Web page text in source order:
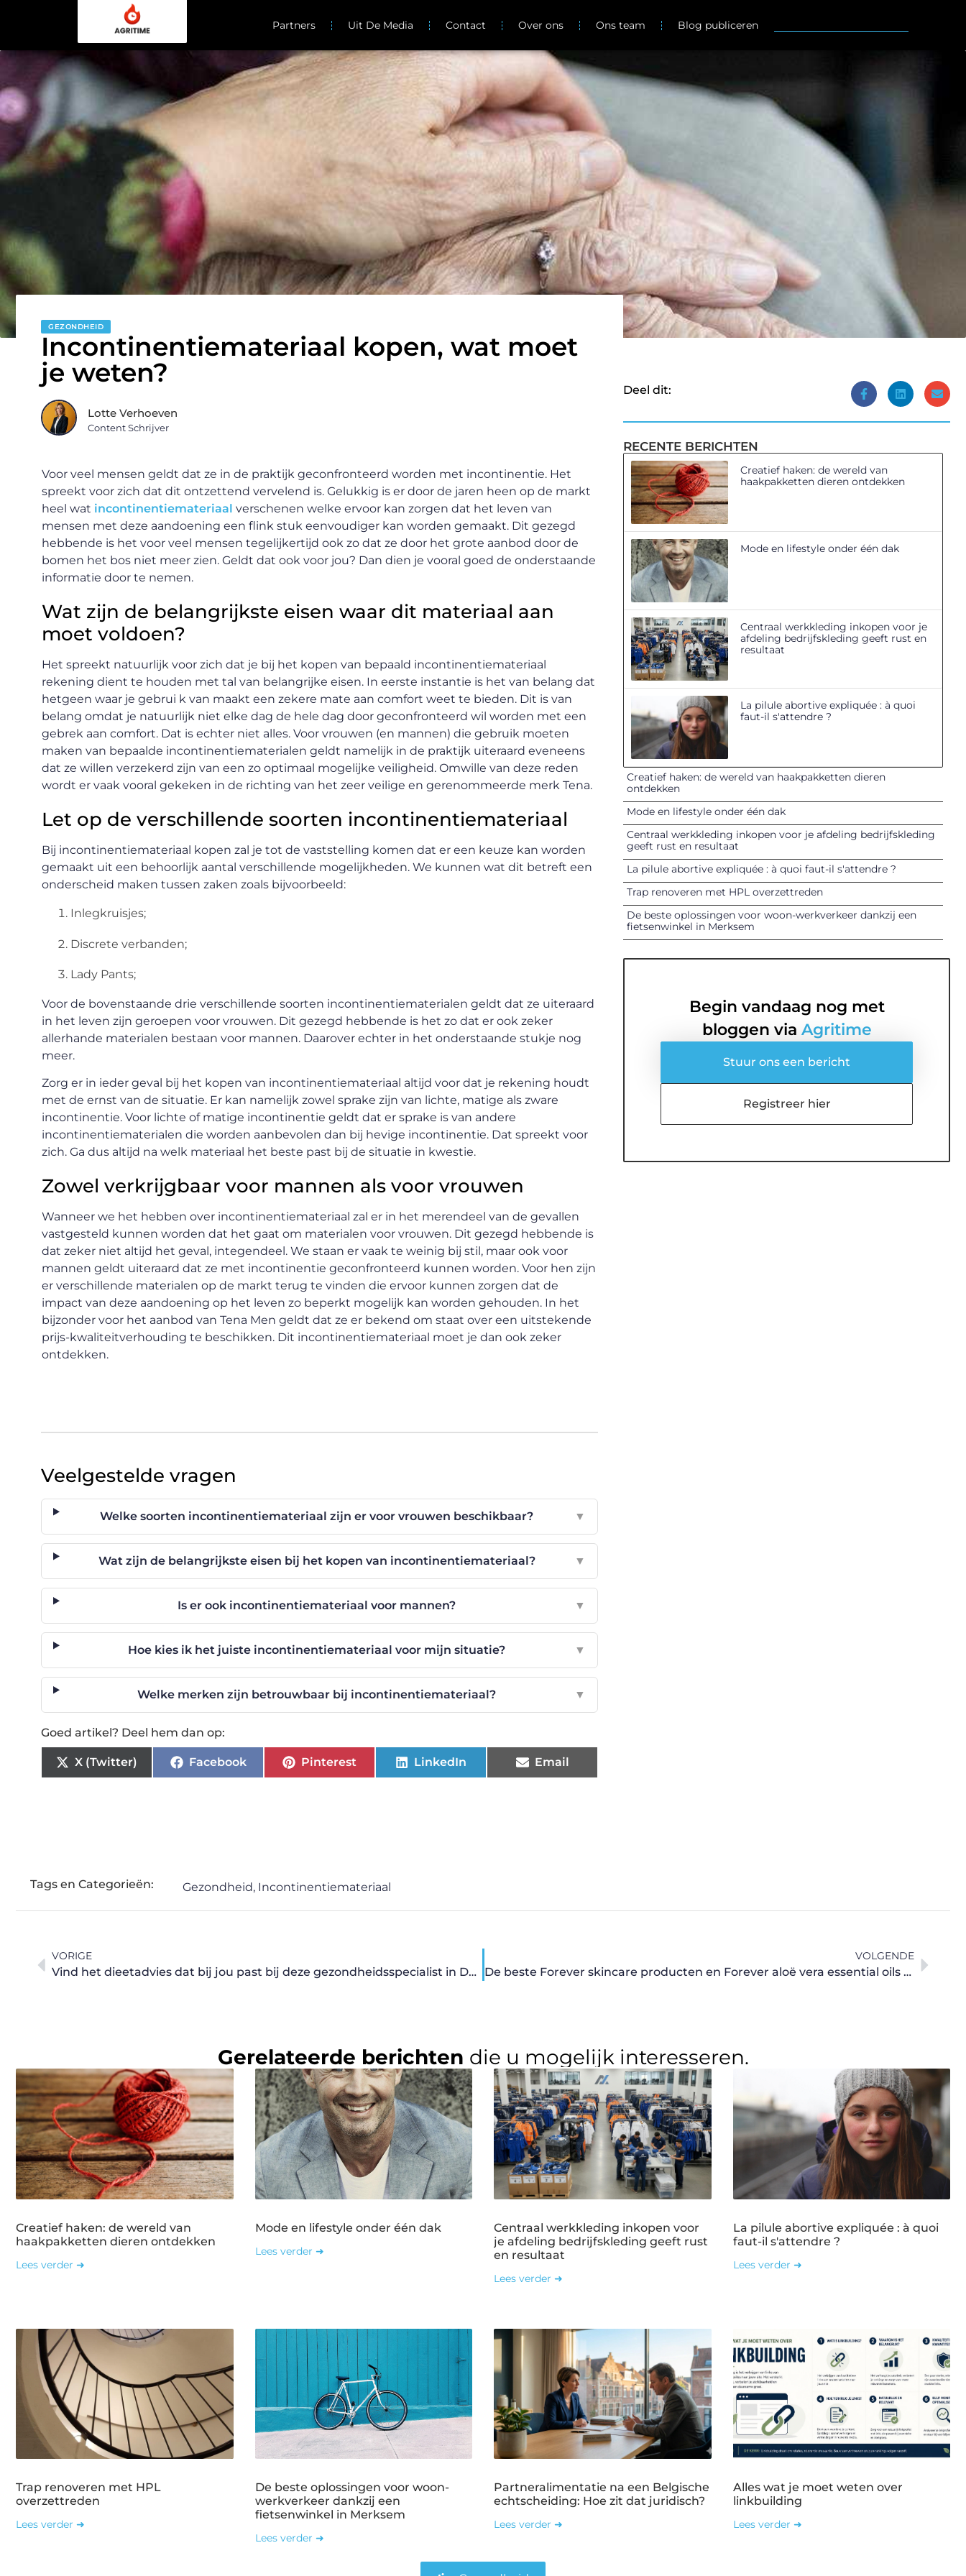
Partners Uit De Media Contact Over ons Ons team Blog publiceren
GEZONDHEID
Incontinentiemateriaal kopen, wat moet
je weten?
Lotte Verhoeven
Content Schrijver
Voor veel mensen geldt dat ze in de praktijk geconfronteerd worden met incontinentie. Het
spreekt voor zich dat dit ontzettend vervelend is. Gelukkig is er door de jaren heen op de markt
heel wat incontinentiemateriaal verschenen welke ervoor kan zorgen dat het leven van
mensen met deze aandoening een flink stuk eenvoudiger kan worden gemaakt. Dit gezegd
hebbende is het voor veel mensen tegelijkertijd ook zo dat ze door het grote aanbod door de
bomen het bos niet meer zien. Geldt dat ook voor jou? Dan dien je vooral goed de onderstaande
informatie door te nemen.
Wat zijn de belangrijkste eisen waar dit materiaal aan
moet voldoen?
Het spreekt natuurlijk voor zich dat je bij het kopen van bepaald incontinentiemateriaal
rekening dient te houden met tal van belangrijke eisen. In eerste instantie is het van belang dat
hetgeen waar je gebrui k van maakt een zekere mate aan comfort weet te bieden. Dit is van
belang omdat je natuurlijk niet elke dag de hele dag door geconfronteerd wil worden met een
gebrek aan comfort. Dat is echter niet alles. Voor vrouwen (en mannen) die gebruik moeten
maken van bepaalde incontinentiematerialen geldt namelijk in de praktijk uiteraard eveneens
dat ze willen verzekerd zijn van een zo optimaal mogelijke veiligheid. Omwille van deze reden
wordt er vaak vooral gekeken in de richting van het zeer veilige en gerenommeerde merk Tena.
Let op de verschillende soorten incontinentiemateriaal
Bij incontinentiemateriaal kopen zal je tot de vaststelling komen dat er een keuze kan worden
gemaakt uit een behoorlijk aantal verschillende mogelijkheden. We kunnen wat dit betreft een
onderscheid maken tussen zaken zoals bijvoorbeeld:
Inlegkruisjes;
Discrete verbanden;
Lady Pants;
Voor de bovenstaande drie verschillende soorten incontinentiematerialen geldt dat ze uiteraard
in het leven zijn geroepen voor vrouwen. Dit gezegd hebbende is het zo dat er ook zeker
allerhande materialen bestaan voor mannen. Daarover echter in het onderstaande stukje nog
meer.
Zorg er in ieder geval bij het kopen van incontinentiemateriaal altijd voor dat je rekening houdt
met de ernst van de situatie. Er kan namelijk zowel sprake zijn van lichte, matige als zware
incontinentie. Voor lichte of matige incontinentie geldt dat er sprake is van andere
incontinentiematerialen die worden aanbevolen dan bij hevige incontinentie. Dat spreekt voor
zich. Ga dus altijd na welk materiaal het beste past bij de situatie in kwestie.
Zowel verkrijgbaar voor mannen als voor vrouwen
Wanneer we het hebben over incontinentiemateriaal zal er in het merendeel van de gevallen
vastgesteld kunnen worden dat het gaat om materialen voor vrouwen. Dit gezegd hebbende is
dat zeker niet altijd het geval, integendeel. We staan er vaak te weinig bij stil, maar ook voor
mannen geldt uiteraard dat ze met incontinentie geconfronteerd kunnen worden. Voor hen zijn
er verschillende materialen op de markt terug te vinden die ervoor kunnen zorgen dat de
impact van deze aandoening op het leven zo beperkt mogelijk kan worden gehouden. In het
bijzonder voor het aanbod van Tena Men geldt dat ze er bekend om staat over een uitstekende
prijs-kwaliteitverhouding te beschikken. Dit incontinentiemateriaal moet je dan ook zeker
ontdekken.
Veelgestelde vragen
Welke soorten incontinentiemateriaal zijn er voor vrouwen beschikbaar? ▼
Wat zijn de belangrijkste eisen bij het kopen van incontinentiemateriaal? ▼
Is er ook incontinentiemateriaal voor mannen? ▼
Hoe kies ik het juiste incontinentiemateriaal voor mijn situatie? ▼
Welke merken zijn betrouwbaar bij incontinentiemateriaal? ▼
Goed artikel? Deel hem dan op:
X (Twitter) Facebook Pinterest LinkedIn Email
Deel dit:
RECENTE BERICHTEN
Creatief haken: de wereld van
haakpakketten dieren ontdekken
Mode en lifestyle onder één dak
Centraal werkkleding inkopen voor je
afdeling bedrijfskleding geeft rust en
resultaat
La pilule abortive expliquée : à quoi
faut-il s'attendre ?
Creatief haken: de wereld van haakpakketten dieren
ontdekken
Mode en lifestyle onder één dak
Centraal werkkleding inkopen voor je afdeling bedrijfskleding
geeft rust en resultaat
La pilule abortive expliquée : à quoi faut-il s'attendre ?
Trap renoveren met HPL overzettreden
De beste oplossingen voor woon-werkverkeer dankzij een
fietsenwinkel in Merksem
Begin vandaag nog met
bloggen via Agritime
Stuur ons een bericht
Registreer hier
Tags en Categorieën: Gezondheid, Incontinentiemateriaal
VORIGE
Vind het dieetadvies dat bij jou past bij deze gezondheidsspecialist in De Haan
VOLGENDE
De beste Forever skincare producten en Forever aloë vera essential oils vindt u hier
Gerelateerde berichten die u mogelijk interesseren.
Creatief haken: de wereld van
haakpakketten dieren ontdekken
Lees verder ➜
Mode en lifestyle onder één dak
Lees verder ➜
Centraal werkkleding inkopen voor
je afdeling bedrijfskleding geeft rust
en resultaat
Lees verder ➜
La pilule abortive expliquée : à quoi
faut-il s'attendre ?
Lees verder ➜
Trap renoveren met HPL
overzettreden
Lees verder ➜
De beste oplossingen voor woon-
werkverkeer dankzij een
fietsenwinkel in Merksem
Lees verder ➜
Partneralimentatie na een Belgische
echtscheiding: Hoe zit dat juridisch?
Lees verder ➜
Alles wat je moet weten over
linkbuilding
Lees verder ➜